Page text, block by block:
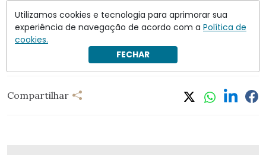
Compartilhar
Utilizamos cookies e tecnologia para aprimorar sua
experiência de navegação de acordo com a Política de
cookies.
FECHAR